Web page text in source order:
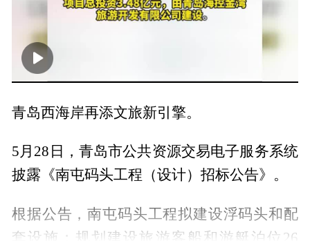
00:00
青岛西海岸再添文旅新引擎。
5月28日，青岛市公共资源交易电子服务系统
披露《南屯码头工程（设计）招标公告》。
根据公告，南屯码头工程拟建设浮码头和配
套设施；规划建设旅游客船和游艇泊位26